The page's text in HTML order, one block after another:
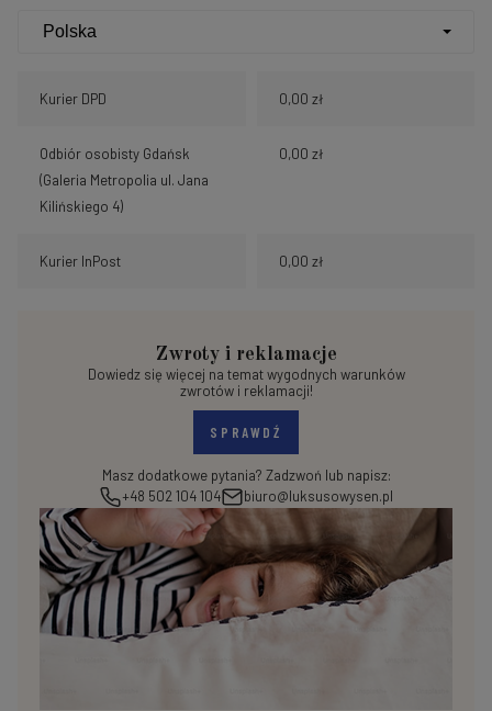
Kurier DPD 0,00 zł
Odbiór osobisty Gdańsk
(Galeria Metropolia ul. Jana
Kilińskiego 4)
0,00 zł
Kurier InPost 0,00 zł
Zwroty i reklamacje
Dowiedz się więcej na temat wygodnych warunków
zwrotów i reklamacji!
SPRAWDŹ
Masz dodatkowe pytania? Zadzwoń lub napisz:
+48 502 104 104
biuro@luksusowysen.pl